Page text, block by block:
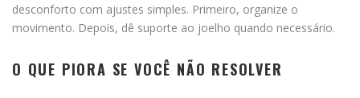
desconforto com ajustes simples. Primeiro, organize o
movimento. Depois, dê suporte ao joelho quando necessário.
O QUE PIORA SE VOCÊ NÃO RESOLVER